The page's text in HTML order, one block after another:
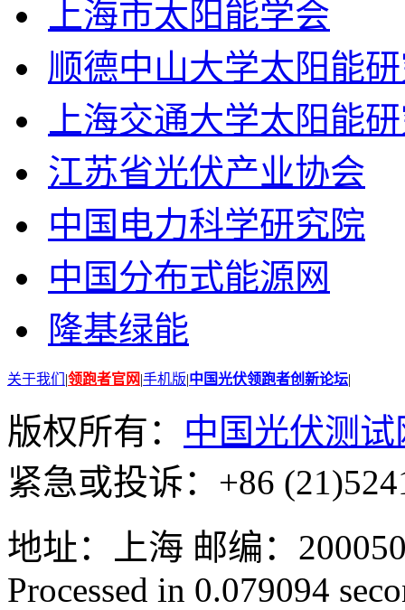
上海市太阳能学会
顺德中山大学太阳能
上海交通大学太阳能
江苏省光伏产业协会
中国电力科学研究院
中国分布式能源网
隆基绿能
关于我们 |领跑者官网|手机版|中国光伏领跑者创新论坛|
版权所有： 中国光伏测试
紧急或投诉：+86
地址：上海 邮编：
Processed in 0.079094